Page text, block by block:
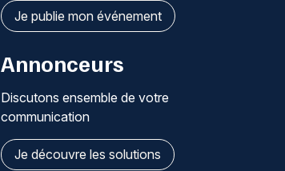
Je publie mon événement
Annonceurs
Discutons ensemble de votre
communication
Je découvre les solutions